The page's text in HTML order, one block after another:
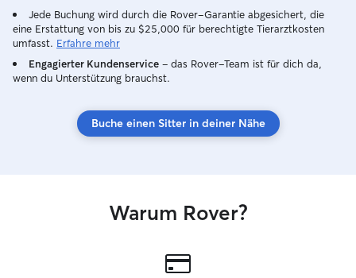
nice, sometimes we go out three times.
We usually walk in parks, or they come
with me everywhere while I’m running
my daily errands. I almost never leave
them alone at home. i live in seepark so
guests and i always send you videos and
pictures during the day
🐾 Bei mir richtet sich die Betreuung
immer nach
Hunde
spielen oder im
Jede Buchung wird durch die Rover-Garantie abgesichert, die
eine Erstattung von bis zu $25,000 für berechtigte Tierarztkosten
umfasst. Erfahre mehr
Engagierter Kundenservice – das Rover-Team ist für dich da,
wenn du Unterstützung brauchst.
Buche einen Sitter in deiner Nähe
Warum Rover?